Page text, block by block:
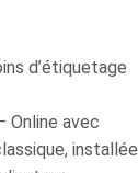
d’étiquetage
Online avec
installée